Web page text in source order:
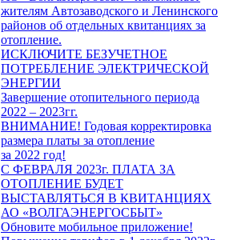
жителям Автозаводского и Ленинского
районов об отдельных квитанциях за
отопление.
ИСКЛЮЧИТЕ БЕЗУЧЕТНОЕ
ПОТРЕБЛЕНИЕ ЭЛЕКТРИЧЕСКОЙ
ЭНЕРГИИ
Завершение отопительного периода
2022 – 2023гг.
ВНИМАНИЕ! Годовая корректировка
размера платы за отопление
за 2022 год!
С ФЕВРАЛЯ 2023г. ПЛАТА ЗА
ОТОПЛЕНИЕ БУДЕТ
ВЫСТАВЛЯТЬСЯ В КВИТАНЦИЯХ
АО «ВОЛГАЭНЕРГОСБЫТ»
Обновите мобильное приложение!